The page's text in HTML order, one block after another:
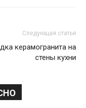
Следующая статья
керамогранита на
стены кухни